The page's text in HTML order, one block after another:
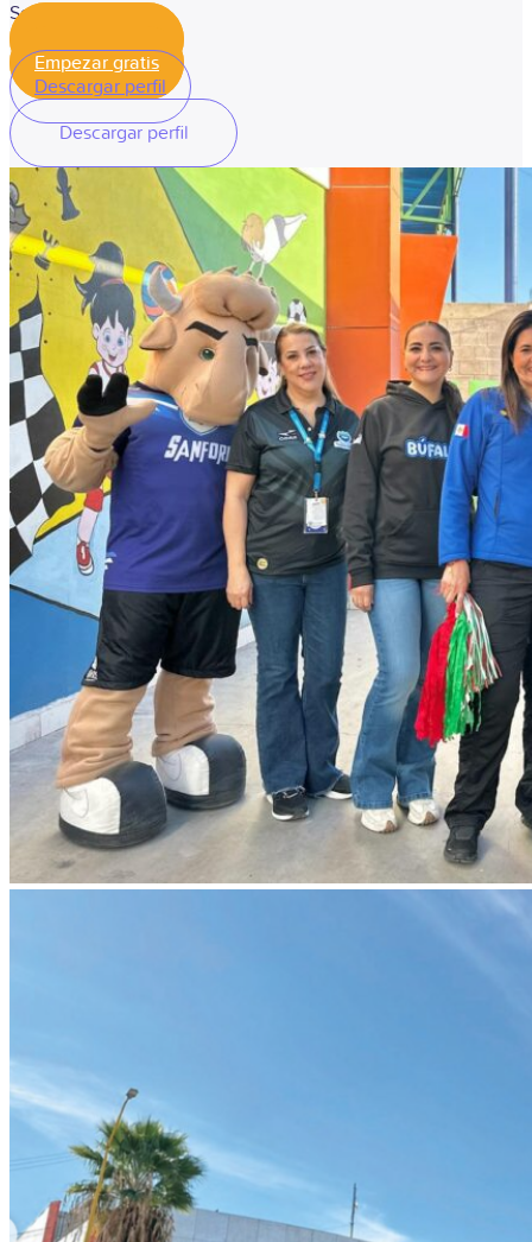
Septiembre 2024
Empezar gratis
Descargar perfil
Descargar perfil